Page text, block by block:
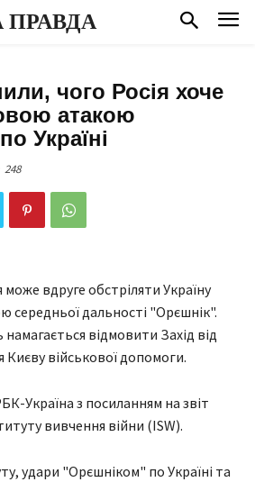
ПРАВДА
чого Росія хоче
атакою
Україні
248
може вдруге обстріляти Україну
середньої дальності "Орєшнік".
відмовити Захід від
військової допомоги.
Україна з посиланням на звіт
вивчення війни (ISW).
удари "Орєшніком" по Україні та